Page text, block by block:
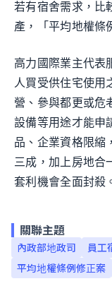
若有宿舍需求，比
產，「平均地權條
高力國際業主代表
人買受供住宅使用
營、參與都更或危
設備等用途才能申
品、企業資格限縮
三成，加上房地合
套利機會全面封殺
關聯主題
內政部地政司 員工
平均地權條例修正案